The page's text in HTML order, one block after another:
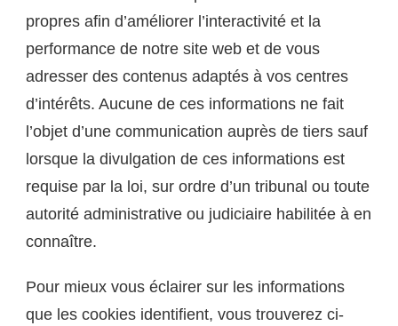
propres afin d’améliorer l’interactivité et la
performance de notre site web et de vous
adresser des contenus adaptés à vos centres
d’intérêts. Aucune de ces informations ne fait
l’objet d’une communication auprès de tiers sauf
lorsque la divulgation de ces informations est
requise par la loi, sur ordre d’un tribunal ou toute
autorité administrative ou judiciaire habilitée à en
connaître.
Pour mieux vous éclairer sur les informations
que les cookies identifient, vous trouverez ci-